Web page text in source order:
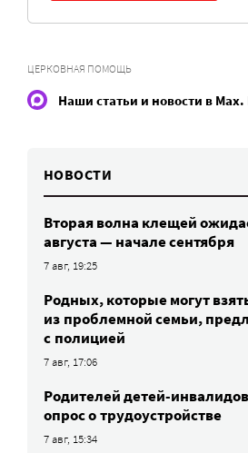
ЦЕРКОВНАЯ ПОМОЩЬ
Наши статьи и новости в
НОВОСТИ
Вторая волна клещей
августа — начале сентября
7 авг, 19:25
Родных, которые могут
из проблемной семьи,
с полицией
7 авг, 17:06
Родителей детей-
опрос о трудоустройстве
7 авг, 15:34